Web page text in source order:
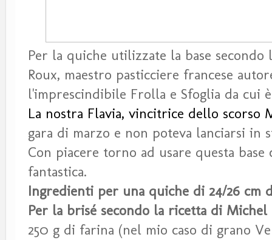
Per la quiche utilizzate la base
Roux, maestro pasticciere francese
l'imprescindibile Frolla e Sfoglia da cui
La nostra Flavia, vincitrice dello scorso
gara di marzo e non poteva lanciarsi in
Con piacere torno ad usare questa
fantastica.
Ingredienti per una quiche di 24/26 cm
Per la brisé secondo la ricetta di
250 g di farina (nel mio caso di grano